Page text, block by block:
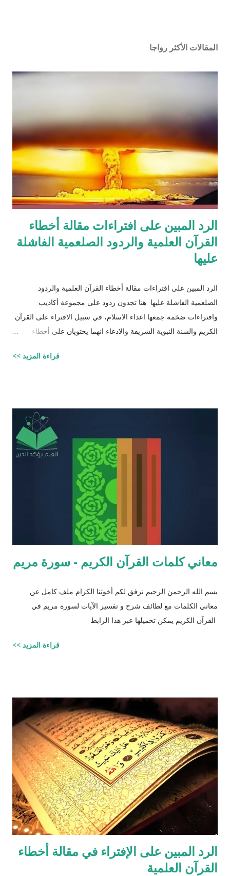
المقالات الأكثر رواجا
الرد المبين على افتراءات مقالة أخطاء
القرآن العلمية والردود الصلعمية الفاشلة
عليها
الرد المبين على افتراءات مقالة أخطاء القرآن العلمية والردود
الصلعمية الفاشلة عليها هنا تجدون ردود على مجموعة أكاذيب
وافتراءات ضخمة جمعها اعداء الاسلام، في سبيل الافتراء على القرآن
الكريم والسنة النبوية الشريفة والادعاء انهما يحتويان على أخطاء
والردود الصلعمية الفاشلة عليها " وقد أبقيت على كل افتراء واتبعته
الافتراء : 1 - زوجيّة الأشياء في القرآن : مِنْ كُلِّ شَيْءٍ خَلَقْنَا زَوْجَيْنِ
لَعَلَّكُمْ تَذَكَّرُونَ / الذاريات : 49 وَمِنْ كُلِّ الثَّمَرَاتِ جَعَلَ فِيهَا زَوْجَيْنِ
اثْنَيْنِ / الرعد : 3 حَتَّى إِذَا جَاءَ أَمْرُنَا وَفَارَ التَّنُّورُ قُلْنَا احْمِلْ فِيهَا مِنْ كُلٍّ
زَوْجَيْنِ اثْنَيْنِ / هود : 11 و اذا طبقنا هذه الآبات وجدنا فيها شيئاً من
قراءة المزيد >>
معاني كلمات القرآن الكريم - سورة مريم
بسم الله الرحمن الرحيم نرفق لكم أخوتنا الكرام ملف كامل عن
معاني الكلمات مع لطائف شرح و تفسير الآيات لسورة مريم في
القرآن الكريم يمكن تحميلها عبر هذا الرابط
قراءة المزيد >>
الرد المبين على الإفتراء في مقالة أخطاء
القرآن العلمية